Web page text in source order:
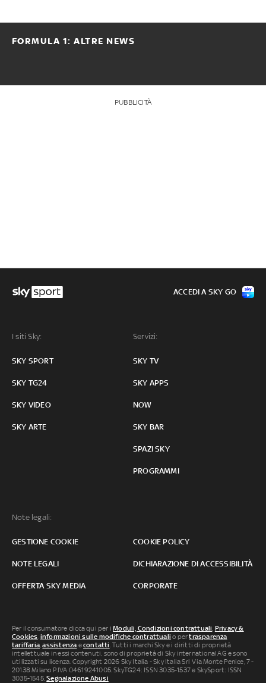
FORMULA 1: ALTRE NEWS
PUBBLICITÀ
I siti Sky:
SKY SPORT
SKY TG24
SKY VIDEO
SKY ARTE
Servizi:
SKY TV
SKY APPS
NOW
SKY BAR
SPAZI SKY
PROGRAMMI
Note legali:
GESTIONE COOKIE COOKIE POLICY
NOTE LEGALI DICHIARAZIONE DI ACCESSIBILITÀ
OFFERTA SKY MEDIA CORPORATE
ACCEDI A SKY GO
Per il consumatore clicca qui per iModuli, Condizioni contrattuali, Privacy &
Cookies, informazioni sulle modifiche contrattuali o pertrasparenza
tariffaria,assistenza econtatti. Tutti i marchi Sky e i diritti di proprietà
intellettuale in essi contenuti, sono di proprietà di Sky international AG e sono
utilizzati su licenza. Copyright 2026 Sky Italia - Sky Italia Srl Via Monte Penice, 7 -
20138 Milano P.IVA 04619241005. SkyTG24: ISSN 3035-1537 e SkySport: ISSN
3035-1545.Segnalazione Abusi